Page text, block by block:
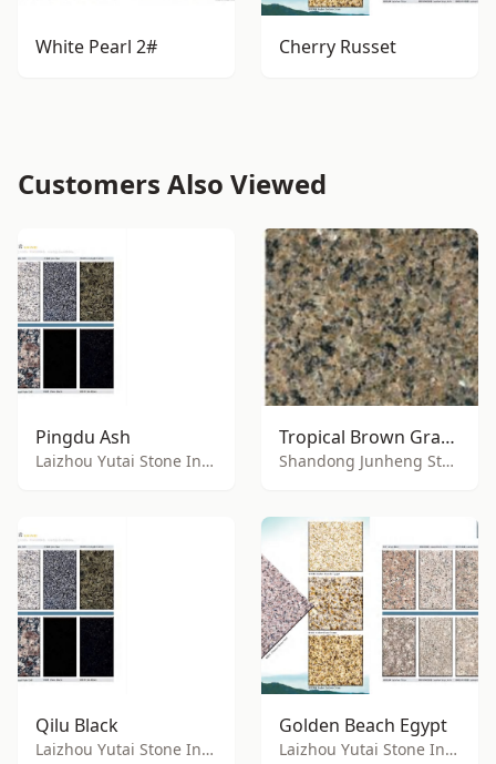
White Pearl 2# Cherry Russet
Customers Also Viewed
Pingdu Ash
Laizhou Yutai Stone Industry Co., Ltd.
Tropical Brown Granite
Shandong Junheng Stone Co., Ltd.
Qilu Black
Laizhou Yutai Stone Industry Co., Ltd.
Golden Beach Egypt
Laizhou Yutai Stone Industry Co., Ltd.